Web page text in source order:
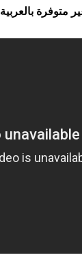
متوفرة بالعربية